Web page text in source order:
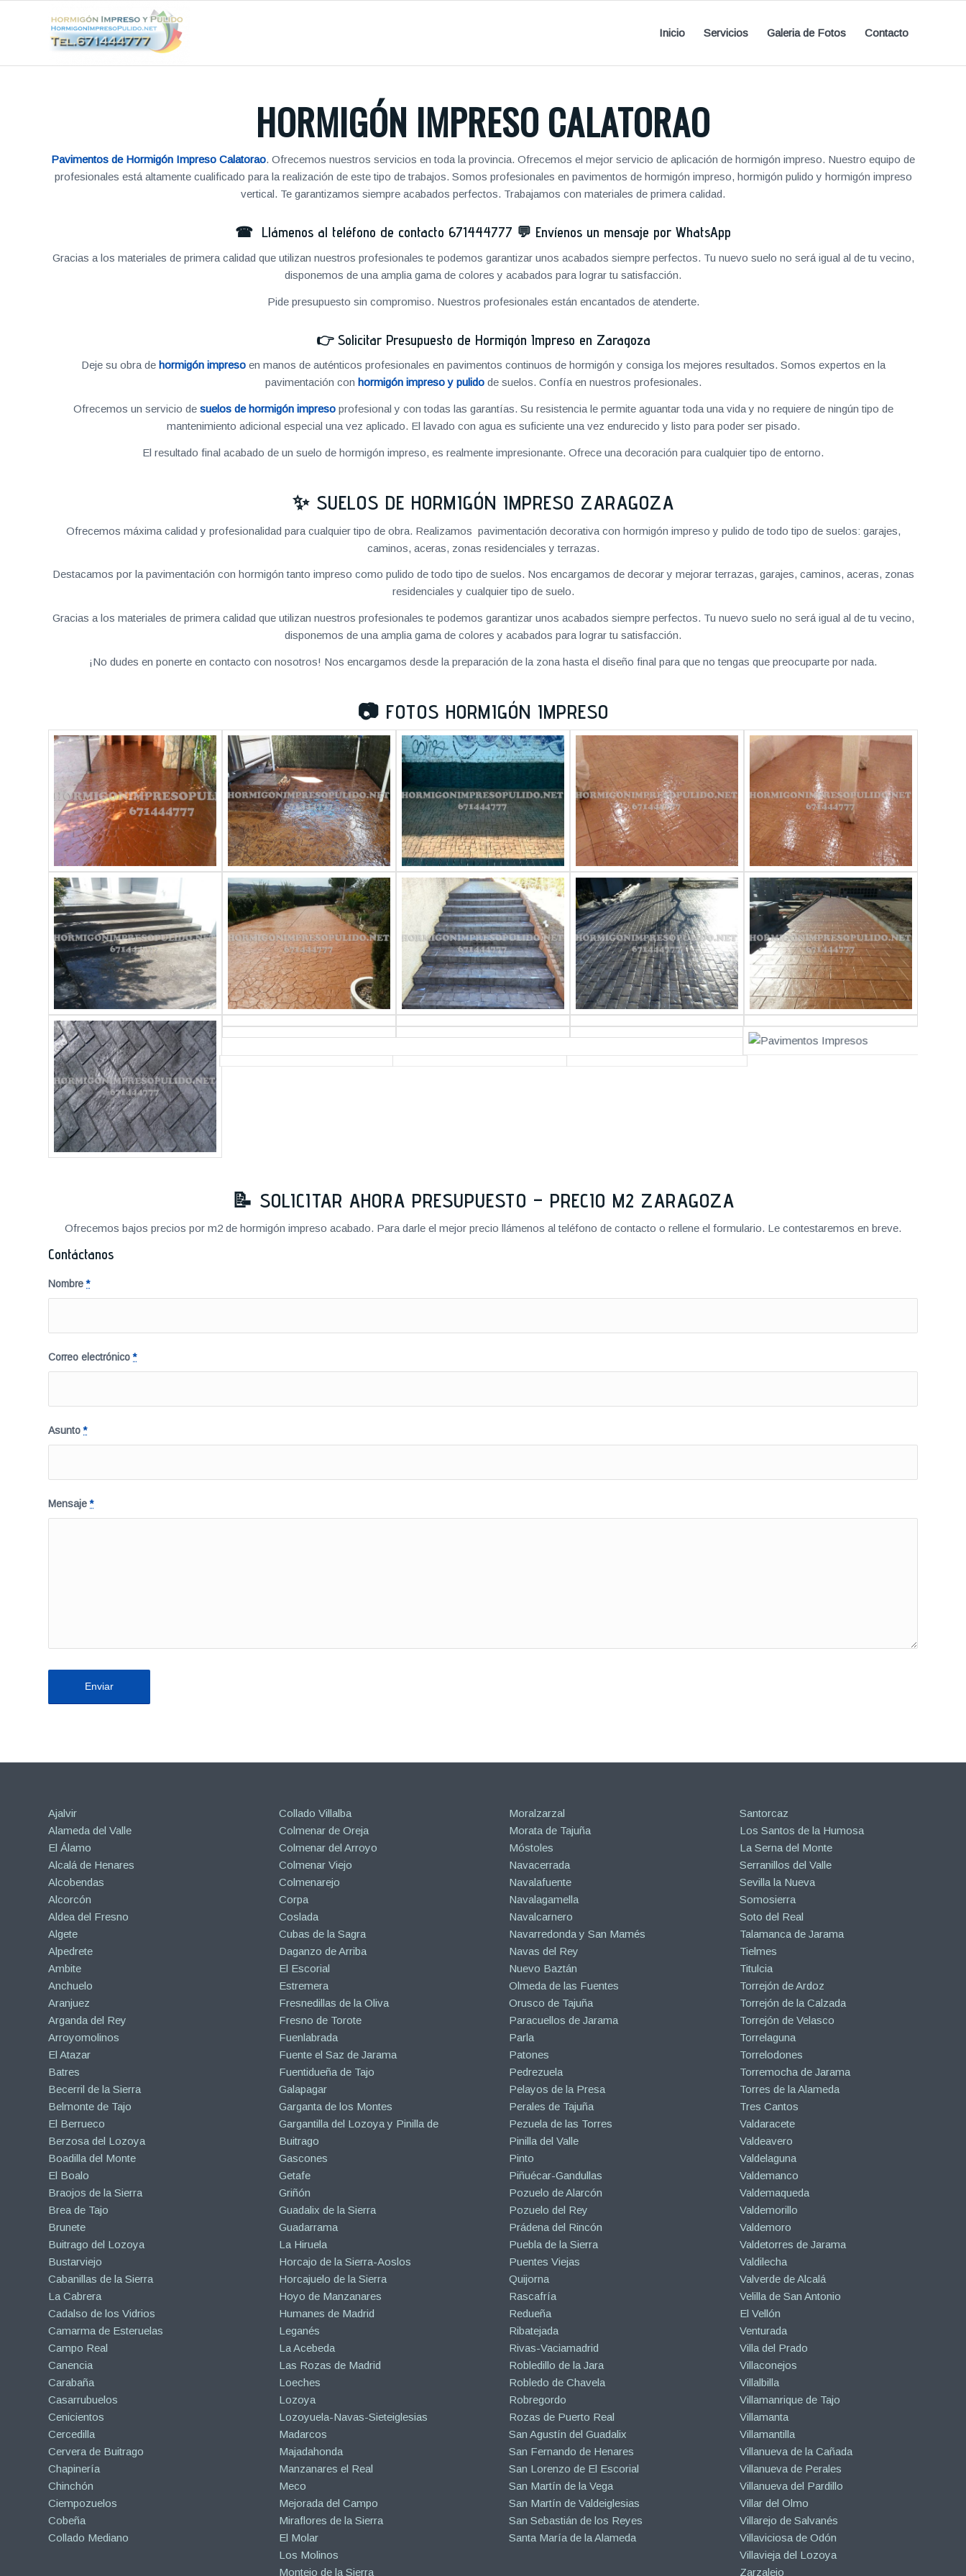
Inicio Servicios Galeria de Fotos Contacto
HORMIGÓN IMPRESO CALATORAO
Pavimentos de Hormigón Impreso Calatorao. Ofrecemos nuestros servicios en toda la provincia. Ofrecemos el mejor servicio de aplicación de hormigón impreso. Nuestro equipo de
profesionales está altamente cualificado para la realización de este tipo de trabajos. Somos profesionales en pavimentos de hormigón impreso, hormigón pulido y hormigón impreso
vertical. Te garantizamos siempre acabados perfectos. Trabajamos con materiales de primera calidad.
☎ Llámenos al teléfono de contacto 671444777 💬 Envíenos un mensaje por WhatsApp
Gracias a los materiales de primera calidad que utilizan nuestros profesionales te podemos garantizar unos acabados siempre perfectos. Tu nuevo suelo no será igual al de tu vecino,
disponemos de una amplia gama de colores y acabados para lograr tu satisfacción.
Pide presupuesto sin compromiso. Nuestros profesionales están encantados de atenderte.
👉 Solicitar Presupuesto de Hormigón Impreso en Zaragoza
Deje su obra de hormigón impresoen manos de auténticos profesionales en pavimentos continuos de hormigón y consiga los mejores resultados. Somos expertos en la
pavimentación con hormigón impreso y pulidode suelos. Confía en nuestros profesionales.
Ofrecemos un servicio de suelos de hormigón impresoprofesional y con todas las garantías. Su resistencia le permite aguantar toda una vida y no requiere de ningún tipo de
mantenimiento adicional especial una vez aplicado. El lavado con agua es suficiente una vez endurecido y listo para poder ser pisado.
El resultado final acabado de un suelo de hormigón impreso, es realmente impresionante. Ofrece una decoración para cualquier tipo de entorno.
✨ SUELOS DE HORMIGÓN IMPRESO ZARAGOZA
Ofrecemos máxima calidad y profesionalidad para cualquier tipo de obra. Realizamos pavimentación decorativa con hormigón impreso y pulido de todo tipo de suelos: garajes,
caminos, aceras, zonas residenciales y terrazas.
Destacamos por la pavimentación con hormigón tanto impreso como pulido de todo tipo de suelos. Nos encargamos de decorar y mejorar terrazas, garajes, caminos, aceras, zonas
residenciales y cualquier tipo de suelo.
Gracias a los materiales de primera calidad que utilizan nuestros profesionales te podemos garantizar unos acabados siempre perfectos. Tu nuevo suelo no será igual al de tu vecino,
disponemos de una amplia gama de colores y acabados para lograr tu satisfacción.
¡No dudes en ponerte en contacto con nosotros! Nos encargamos desde la preparación de la zona hasta el diseño final para que no tengas que preocuparte por nada.
📷 FOTOS HORMIGÓN IMPRESO
📝 SOLICITAR AHORA PRESUPUESTO – PRECIO M2 ZARAGOZA
Ofrecemos bajos precios por m2 de hormigón impreso acabado. Para darle el mejor precio llámenos al teléfono de contacto o rellene el formulario. Le contestaremos en breve.
Contáctanos
Nombre*
Correo electrónico*
Asunto*
Mensaje*
Ajalvir
Alameda del Valle
El Álamo
Alcalá de Henares
Alcobendas
Alcorcón
Aldea del Fresno
Algete
Alpedrete
Ambite
Anchuelo
Aranjuez
Arganda del Rey
Arroyomolinos
El Atazar
Batres
Becerril de la Sierra
Belmonte de Tajo
El Berrueco
Berzosa del Lozoya
Boadilla del Monte
El Boalo
Braojos de la Sierra
Brea de Tajo
Brunete
Buitrago del Lozoya
Bustarviejo
Cabanillas de la Sierra
La Cabrera
Cadalso de los Vidrios
Camarma de Esteruelas
Campo Real
Canencia
Carabaña
Casarrubuelos
Cenicientos
Cercedilla
Cervera de Buitrago
Chapinería
Chinchón
Ciempozuelos
Cobeña
Collado Mediano
Collado Villalba
Colmenar de Oreja
Colmenar del Arroyo
Colmenar Viejo
Colmenarejo
Corpa
Coslada
Cubas de la Sagra
Daganzo de Arriba
El Escorial
Estremera
Fresnedillas de la Oliva
Fresno de Torote
Fuenlabrada
Fuente el Saz de Jarama
Fuentidueña de Tajo
Galapagar
Garganta de los Montes
Gargantilla del Lozoya y Pinilla de
Buitrago
Gascones
Getafe
Griñón
Guadalix de la Sierra
Guadarrama
La Hiruela
Horcajo de la Sierra-Aoslos
Horcajuelo de la Sierra
Hoyo de Manzanares
Humanes de Madrid
Leganés
La Acebeda
Las Rozas de Madrid
Loeches
Lozoya
Lozoyuela-Navas-Sieteiglesias
Madarcos
Majadahonda
Manzanares el Real
Meco
Mejorada del Campo
Miraflores de la Sierra
El Molar
Los Molinos
Montejo de la Sierra
Moralzarzal
Morata de Tajuña
Móstoles
Navacerrada
Navalafuente
Navalagamella
Navalcarnero
Navarredonda y San Mamés
Navas del Rey
Nuevo Baztán
Olmeda de las Fuentes
Orusco de Tajuña
Paracuellos de Jarama
Parla
Patones
Pedrezuela
Pelayos de la Presa
Perales de Tajuña
Pezuela de las Torres
Pinilla del Valle
Pinto
Piñuécar-Gandullas
Pozuelo de Alarcón
Pozuelo del Rey
Prádena del Rincón
Puebla de la Sierra
Puentes Viejas
Quijorna
Rascafría
Redueña
Ribatejada
Rivas-Vaciamadrid
Robledillo de la Jara
Robledo de Chavela
Robregordo
Rozas de Puerto Real
San Agustín del Guadalix
San Fernando de Henares
San Lorenzo de El Escorial
San Martín de la Vega
San Martín de Valdeiglesias
San Sebastián de los Reyes
Santa María de la Alameda
Santorcaz
Los Santos de la Humosa
La Serna del Monte
Serranillos del Valle
Sevilla la Nueva
Somosierra
Soto del Real
Talamanca de Jarama
Tielmes
Titulcia
Torrejón de Ardoz
Torrejón de la Calzada
Torrejón de Velasco
Torrelaguna
Torrelodones
Torremocha de Jarama
Torres de la Alameda
Tres Cantos
Valdaracete
Valdeavero
Valdelaguna
Valdemanco
Valdemaqueda
Valdemorillo
Valdemoro
Valdetorres de Jarama
Valdilecha
Valverde de Alcalá
Velilla de San Antonio
El Vellón
Venturada
Villa del Prado
Villaconejos
Villalbilla
Villamanrique de Tajo
Villamanta
Villamantilla
Villanueva de la Cañada
Villanueva de Perales
Villanueva del Pardillo
Villar del Olmo
Villarejo de Salvanés
Villaviciosa de Odón
Villavieja del Lozoya
Zarzalejo